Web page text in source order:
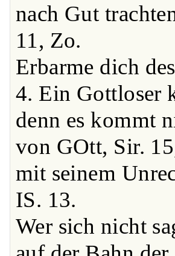
nach Gut
11, Zo.
Erbarme dich
4. Ein Gottloser
denn es kommt
von GOtt, Sir.
mit seinem
IS. 13.
Wer sich nicht